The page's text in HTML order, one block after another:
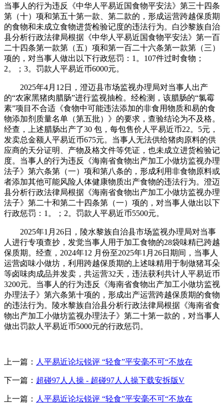
当事人的行为违反《中华人平易近国食物平安法》第三十四条
第（十）项和第五十第一款、第二款的，形成运营跨越保质期
的食物和未成立食物进货检验记度的违法行为。白沙黎族自治
县分析行政法律局根据《中华人平易近国食物平安法》第一百
二十四条第一款第（五）项和第一百二十六条第一款第（三）
项的，对当事人做出以下行政惩罚：1。107件过时食物；
2。；3。罚款人平易近币6000元。
2025年4月12日，澄迈县市场监视办理局对当事人出产
的“农家黑猪肉腊肠”进行监视抽检。经检测，该腊肠的“氯霉
素”项目不合适《食物中可能违法添加的非食用物质和易的食
物添加剂质量名单（第五批）》的要求，查验结论为不及格。
经查，上述腊肠出产了30 包，每包售价人平易近币22。5元，
发卖总金额人平易近币675元。当事人无法供给猪肉原料的供
应商的天分证明、产物及格文件等凭证，也未成立进货检验记
度。当事人的行为违反《海南省食物出产加工小做坊监视办理
法子》第六条第（一）项和第八条的，形成利用非食物原料或
者添加其他可能风险人体健康物质出产食物的违法行为。澄迈
县分析行政法律局根据《海南省食物出产加工小做坊监视办理
法子》第二十和第二十四条第（一）项的，对当事人做出以下
行政惩罚：1。；2。罚款人平易近币5500元。
2025年1月26日，陵水黎族自治县市场监视办理局对当事
人进行专项查抄，发觉当事人用于加工食物的28袋味精已跨越
保质期。经查，2024年12 月份至2025年1月26日期间，当事人
运营卤味小做坊，利用跨越保质期的上述味精用于制做猪耳朵
等卤味肉成品并发卖，共运营32天，违法获利共计人平易近币
3200元。当事人的行为违反《海南省食物出产加工小做坊监视
办理法子》第六条第十项的，形成出产运营跨越保质期的食物
的违法行为。陵水黎族自治县分析行政法律局根据《海南省食
物出产加工小做坊监视办理法子》第二十第一款的，对当事人
做出罚款人平易近币5000元的行政惩罚。
上一篇： 人平易近论坛锐评 “轻食”平安毫不可“不放在
下一篇： 超碰97人人操 - 超碰97人人操下载安拆版V
上一篇： 人平易近论坛锐评 “轻食”平安毫不可“不放在